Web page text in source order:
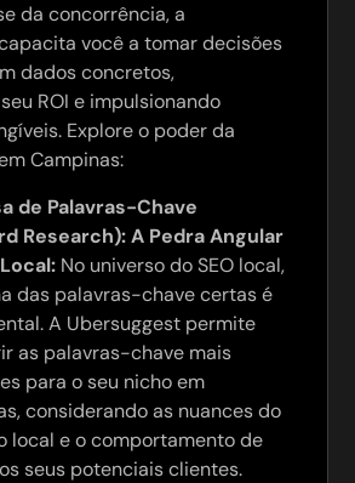
da concorrência, a
você a tomar decisões
dados concretos,
ROI e impulsionando
Explore o poder da
Campinas:
de Palavras-Chave
Research): A Pedra Angular
No universo do SEO local,
das palavras-chave certas é
A Ubersuggest permite
as palavras-chave mais
para o seu nicho em
considerando as nuances do
local e o comportamento de
seus potenciais clientes.